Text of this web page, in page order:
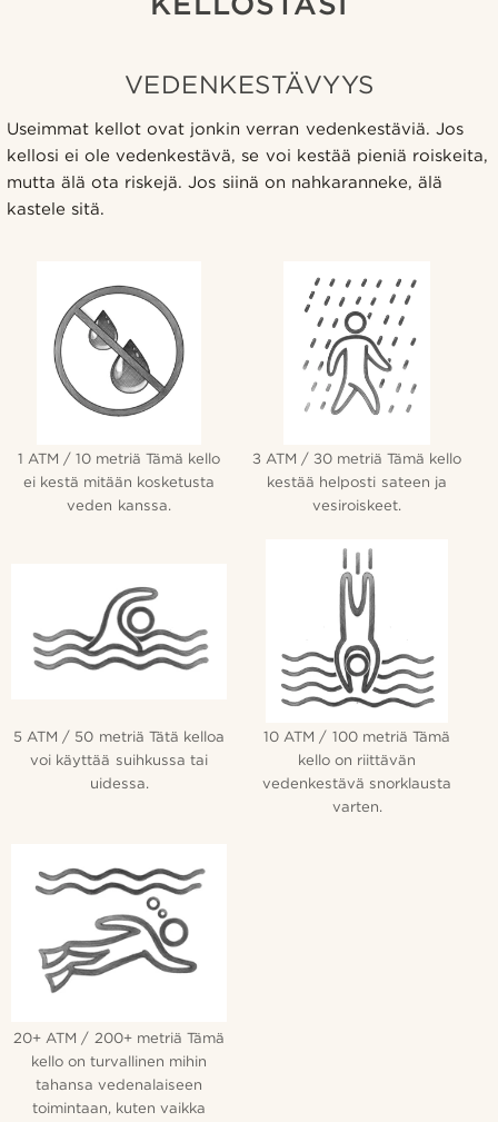
VEDENKESTÄVYYS
Useimmat kellot ovat jonkin verran vedenkestäviä. Jos
kellosi ei ole vedenkestävä, se voi kestää pieniä roiskeita,
mutta älä ota riskejä. Jos siinä on nahkaranneke, älä
kastele sitä.
1 ATM / 10 metriä Tämä kello
ei kestä mitään kosketusta
veden kanssa.
3 ATM / 30 metriä Tämä kello
kestää helposti sateen ja
vesiroiskeet.
5 ATM / 50 metriä Tätä kelloa
voi käyttää suihkussa tai
uidessa.
10 ATM / 100 metriä Tämä
kello on riittävän
vedenkestävä snorklausta
varten.
20+ ATM / 200+ metriä Tämä
kello on turvallinen mihin
tahansa vedenalaiseen
toimintaan, kuten vaikka